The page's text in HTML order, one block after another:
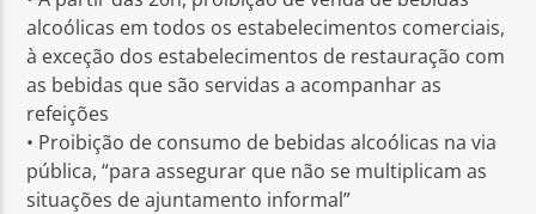
alcoólicas em todos os estabelecimentos comerciais,
à exceção dos estabelecimentos de restauração com
as bebidas que são servidas a acompanhar as
refeições
• Proibição de consumo de bebidas alcoólicas na via
pública, “para assegurar que não se multiplicam as
situações de ajuntamento informal”